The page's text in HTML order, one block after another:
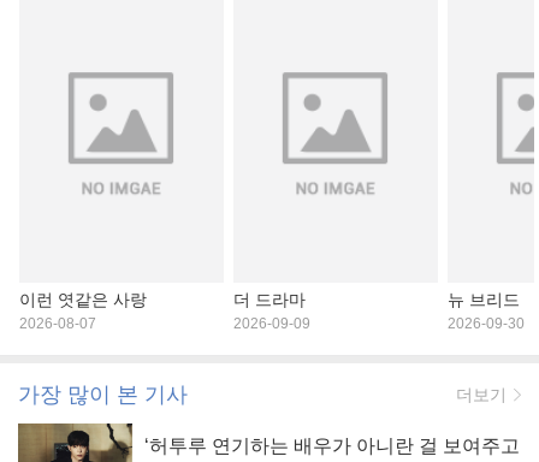
이런 엿같은 사랑
2026-08-07
더 드라마
2026-09-09
뉴 브리드
2026-09-30
가장 많이 본 기사 더보기
‘허투루 연기하는 배우가 아니란 걸 보여주고